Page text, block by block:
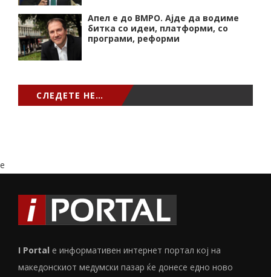
Апел е до ВМРО. Ајде да водиме
битка со идеи, платформи, со
програми, реформи
СЛЕДЕТЕ НЕ…
e
I Portal е информативен интернет портал кој на
македонскиот медумски пазар ќе донесе едно ново